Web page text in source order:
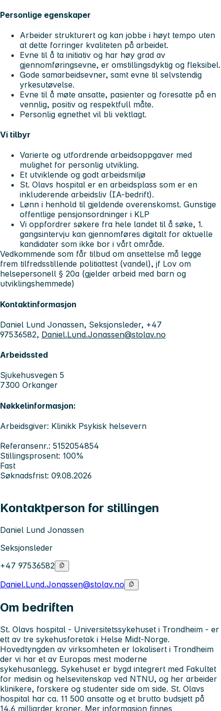
Personlige egenskaper
Arbeider strukturert og kan jobbe i høyt tempo uten
at dette forringer kvaliteten på arbeidet.
Evne til å ta initiativ og har høy grad av
gjennomføringsevne, er omstillingsdyktig og fleksibel.
Gode samarbeidsevner, samt evne til selvstendig
yrkesutøvelse.
Evne til å møte ansatte, pasienter og foresatte på en
vennlig, positiv og respektfull måte.
Personlig egnethet vil bli vektlagt.
Vi tilbyr
Varierte og utfordrende arbeidsoppgaver med
mulighet for personlig utvikling.
Et utviklende og godt arbeidsmiljø
St. Olavs hospital er en arbeidsplass som er en
inkluderende arbeidsliv (IA-bedrift).
Lønn i henhold til gjeldende overenskomst. Gunstige
offentlige pensjonsordninger i KLP
Vi oppfordrer søkere fra hele landet til å søke, 1.
gangsintervju kan gjennomføres digitalt for aktuelle
kandidater som ikke bor i vårt område.
Vedkommende som får tilbud om ansettelse må legge
frem tilfredsstillende politiattest (vandel), jf Lov om
helsepersonell § 20a (gjelder arbeid med barn og
utviklingshemmede)
Kontaktinformasjon
Daniel Lund Jonassen, Seksjonsleder, +47
97536582, Daniel.Lund.Jonassen@stolav.no
Arbeidssted
Sjukehusvegen 5
7300 Orkanger
Nøkkelinformasjon:
Arbeidsgiver: Klinikk Psykisk helsevern
Referansenr.: 5152054854
Stillingsprosent: 100%
Fast
Søknadsfrist: 09.08.2026
Kontaktperson for stillingen
Daniel Lund Jonassen
Seksjonsleder
+47 97536582
Daniel.Lund.Jonassen@stolav.no
Om bedriften
St. Olavs hospital - Universitetssykehuset i Trondheim - er
ett av tre sykehusforetak i Helse Midt-Norge.
Hovedtyngden av virksomheten er lokalisert i Trondheim
der vi har et av Europas mest moderne
sykehusanlegg. Sykehuset er bygd integrert med Fakultet
for medisin og helsevitenskap ved NTNU, og her arbeider
klinikere, forskere og studenter side om side. St. Olavs
hospital har ca. 11 500 ansatte og et brutto budsjett på
14,6 milliarder kroner. Mer informasjon finnes